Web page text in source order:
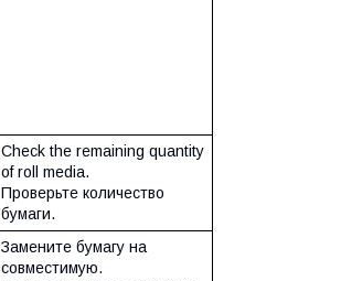
Check the remaining quantity
of roll media.
Проверьте количество
бумаги.
Замените бумагу на
совместимую.